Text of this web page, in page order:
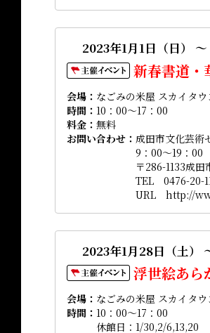
2023年1月1日（日）
新春書道
会場
なごみの米屋 スカイタ
時間
10：00～17：00
料金
無料
お問い合わせ
成田市文化芸術
9：00～19：
〒286-1133成田
TEL 0476-20-
URL http://
2023年1月28日（土）
浮世絵あら
会場
なごみの米屋 スカイタ
時間
10：00～17：00
休館日：1/30,2/6,13,20